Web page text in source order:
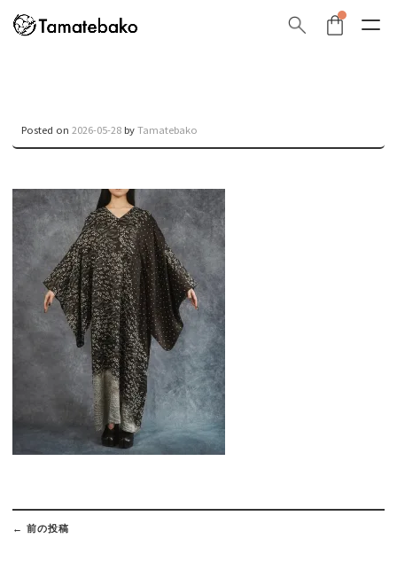
Posted on 2026-05-28 byTamatebako
Post
navigation
← 前の投稿